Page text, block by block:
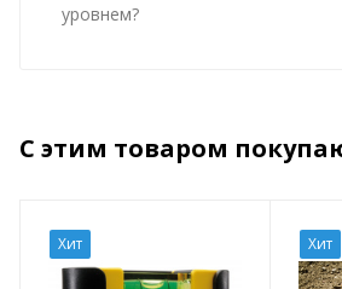
уровнем?
С этим товаром
Хит Хит